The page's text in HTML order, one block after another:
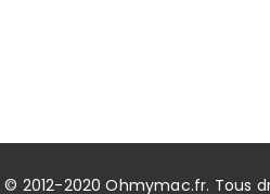
© 2012-2020 Ohmymac.fr. Tous